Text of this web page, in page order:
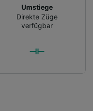
Umstiege
Direkte Züge
verfügbar